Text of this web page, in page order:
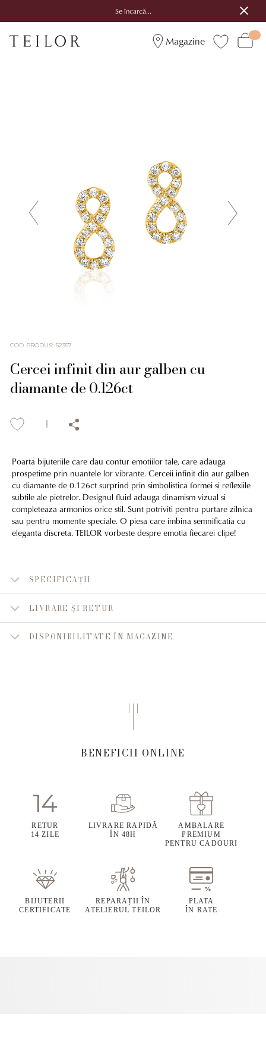
Se încarcă...
Magazine
COD PRODUS: 52357
Cercei infinit din aur galben cu
diamante de 0.126ct
Poarta bijuteriile care dau contur emotiilor tale, care adauga
prospetime prin nuantele lor vibrante. Cerceii infinit din aur galben
cu diamante de 0.126ct surprind prin simbolistica formei si reflexiile
subtile ale pietrelor. Designul fluid adauga dinamism vizual si
completeaza armonios orice stil. Sunt potriviti pentru purtare zilnica
sau pentru momente speciale. O piesa care imbina semnificatia cu
eleganta discreta. TEILOR vorbeste despre emotia fiecarei clipe!
SPECIFICAȚII
LIVRARE ȘI RETUR
DISPONIBILITATE ÎN MAGAZINE
BENEFICII ONLINE
RETUR
14 ZILE
LIVRARE RAPIDĂ
ÎN 48H
AMBALARE
PREMIUM
PENTRU CADOURI
BIJUTERII
CERTIFICATE
REPARAȚII ÎN
ATELIERUL TEILOR
PLATA
ÎN RATE